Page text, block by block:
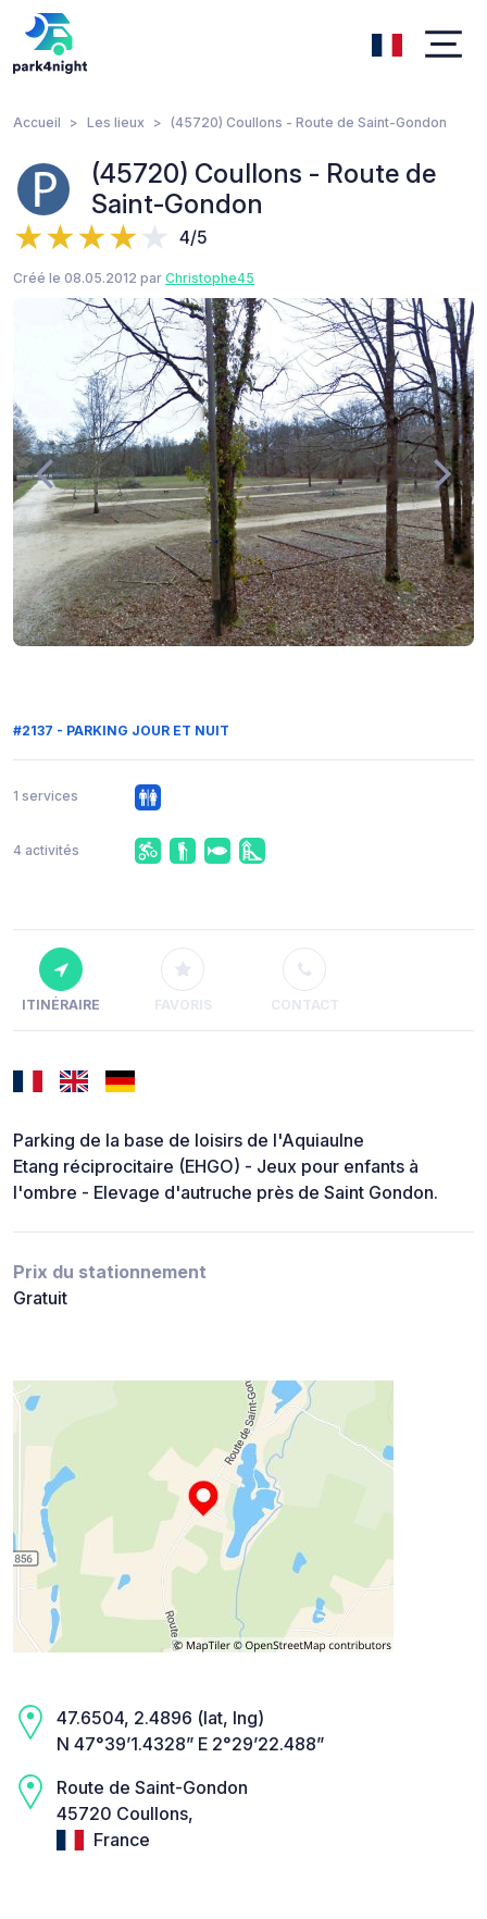
Accueil Les lieux (45720) Coullons - Route de Saint-Gondon
(45720) Coullons - Route de
Saint-Gondon
4/5
Créé le 08.05.2012 par Christophe45
#2137 - PARKING JOUR ET NUIT
1 services
4 activités
ITINÉRAIRE FAVORIS CONTACT
Parking de la base de loisirs de l'Aquiaulne
Etang réciprocitaire (EHGO) - Jeux pour enfants à
l'ombre - Elevage d'autruche près de Saint Gondon.
Prix du stationnement
Gratuit
47.6504, 2.4896 (lat, lng)
N 47°39’1.4328” E 2°29’22.488”
Route de Saint-Gondon
45720 Coullons,
France